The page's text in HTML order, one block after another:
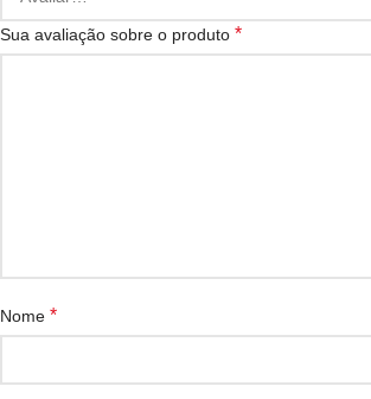
Sua avaliação sobre o produto *
Nome *